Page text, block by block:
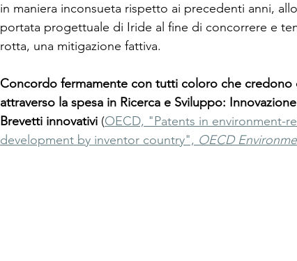
in maniera inconsueta rispetto ai precedenti anni,
portata progettuale di Iride al fine di concorrere e
rotta, una mitigazione fattiva.
Concordo fermamente con tutti coloro che credono
attraverso la spesa in Ricerca e Sviluppo:
Brevetti innovativi (OECD, "Patents in environment-
development by inventor country", OECD